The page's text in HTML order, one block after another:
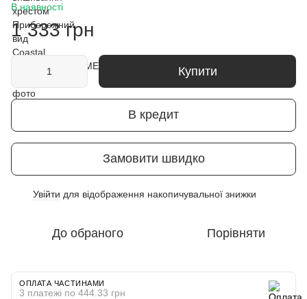
В наявності
1 333 грн
Купити
В кредит
Замовити швидко
Увійти для відображення накопичувальної знижки
До обраного Порівняти
ОПЛАТА ЧАСТИНАМИ
3 платежі по 444.33 грн